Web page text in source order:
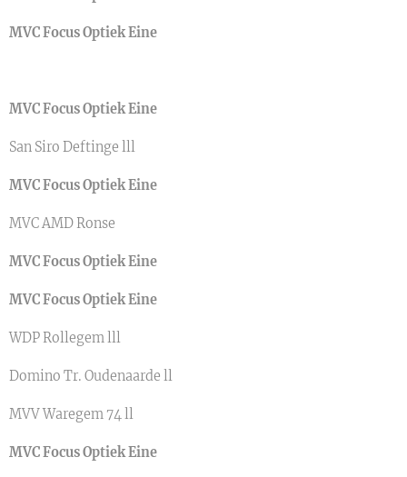
MVC Focus Optiek Eine
MVC Focus Optiek Eine
San Siro Deftinge lll
MVC Focus Optiek Eine
MVC AMD Ronse
MVC Focus Optiek Eine
MVC Focus Optiek Eine
WDP Rollegem lll
Domino Tr. Oudenaarde ll
MVV Waregem 74 ll
MVC Focus Optiek Eine